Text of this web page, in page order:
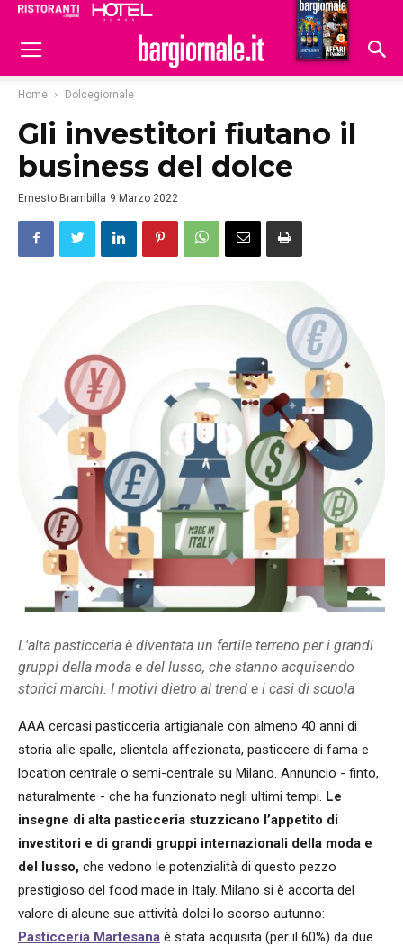
Hoteldomani
Home Dolcegiornale
Gli investitori fiutano il
business del dolce
Ernesto Brambilla 9 Marzo 2022
L'alta pasticceria è diventata un fertile terreno per i grandi
gruppi della moda e del lusso, che stanno acquisendo
storici marchi. I motivi dietro al trend e i casi di scuola
AAA cercasi pasticceria artigianale con almeno 40 anni di
storia alle spalle, clientela affezionata, pasticcere di fama e
location centrale o semi-centrale su Milano. Annuncio - finto,
naturalmente - che ha funzionato negli ultimi tempi. Le
insegne di alta pasticceria stuzzicano l’appetito di
investitori e di grandi gruppi internazionali della moda e
del lusso, che vedono le potenzialità di questo pezzo
prestigioso del food made in Italy. Milano si è accorta del
valore di alcune sue attività dolci lo scorso autunno:
Pasticceria Martesana è stata acquisita (per il 60%) da due